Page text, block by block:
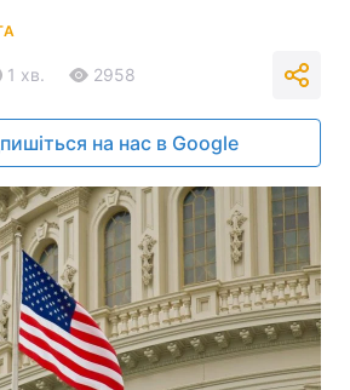
1 хв. 2958
на нас в Google